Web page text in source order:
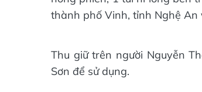
thành phố Vinh, tỉnh Nghệ An
Thu giữ trên người Nguyễn
Sơn để sử dụng.